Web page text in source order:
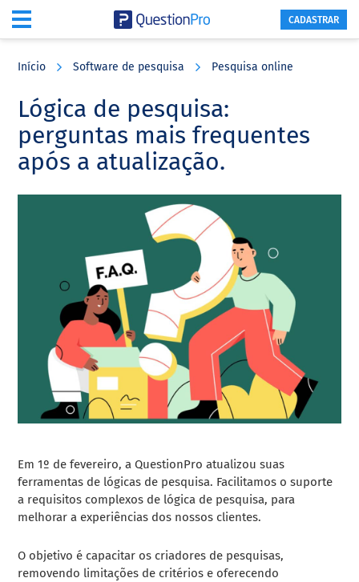
content
sidebar
CADASTRAR
Início Software de pesquisa Pesquisa online
Lógica de pesquisa:
perguntas mais frequentes
após a atualização.
Em 1º de fevereiro, a QuestionPro atualizou suas
ferramentas de lógicas de pesquisa. Facilitamos o suporte
a requisitos complexos de lógica de pesquisa, para
melhorar a experiências dos nossos clientes.
O objetivo é capacitar os criadores de pesquisas,
removendo limitações de critérios e oferecendo